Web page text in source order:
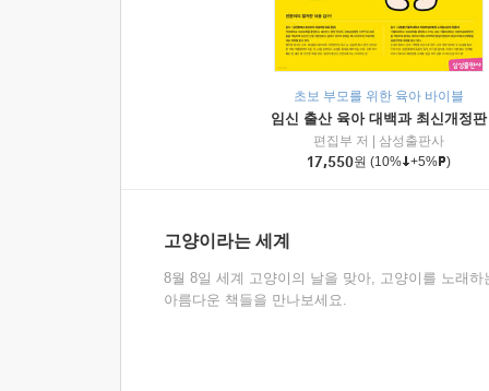
초보 부모를 위한 육아 바이블
임신 출산 육아 대백과 최신개정판
편집부 저
삼성출판사
17,550원 (10% +5% )
고양이라는 세계
8월 8일 세계 고양이의 날을 맞아, 고양이를 노래하
아름다운 책들을 만나보세요.